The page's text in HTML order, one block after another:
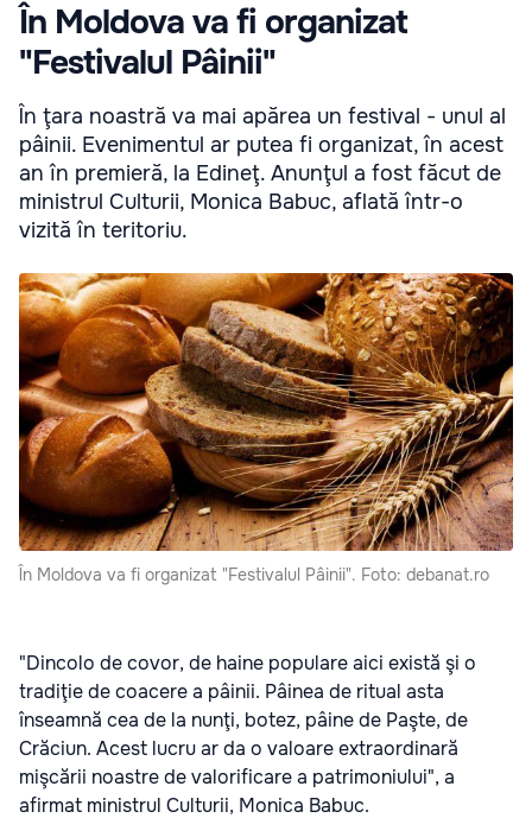
În Moldova va fi organizat
"Festivalul Pâinii"
În ţara noastră va mai apărea un festival - unul al
pâinii. Evenimentul ar putea fi organizat, în acest
an în premieră, la Edineţ. Anunţul a fost făcut de
ministrul Culturii, Monica Babuc, aflată într-o
vizită în teritoriu.
În Moldova va fi organizat "Festivalul Pâinii". Foto: debanat.ro
"Dincolo de covor, de haine populare aici există şi o
tradiţie de coacere a pâinii. Pâinea de ritual asta
înseamnă cea de la nunţi, botez, pâine de Paşte, de
Crăciun. Acest lucru ar da o valoare extraordinară
mişcării noastre de valorificare a patrimoniului", a
afirmat ministrul Culturii, Monica Babuc.